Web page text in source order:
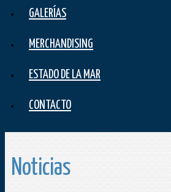
GALERÍAS
MERCHANDISING
ESTADO DE LA MAR
CONTACTO
Noticias